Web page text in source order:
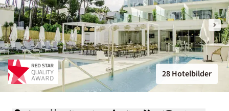
28 Hotelbilder